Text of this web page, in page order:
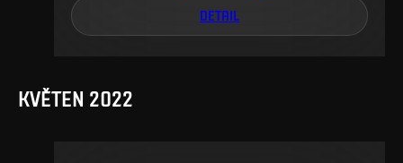
DETAIL
KVĚTEN 2022